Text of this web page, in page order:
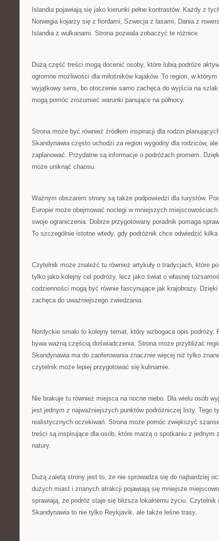
Islandia pojawiają się jako kierunki pełne kontrastów. Każdy z
Norwegia kojarzy się z fiordami, Szwecja z lasami, Dania z
Islandia z wulkanami. Strona pozwala zobaczyć te różnice.
Dużą część treści mogą docenić osoby, które lubią podróże
ogromne możliwości dla miłośników kajaków. To region, w
wyjątkowy sens, bo otoczenie samo zachęca do wyjścia na
mogą pomóc zrozumieć warunki panujące na północy.
Strona może być również źródłem inspiracji dla rodzin
Skandynawia często uchodzi za region wygodny dla rodziców,
zaplanować. Przydatne są informacje o podróżach promem.
może uniknąć chaosu.
Ważnym obszarem strony są także podpowiedzi dla turystów.
Europie może obejmować noclegi w mniejszych
swoje ograniczenia. Dobrze przygotowany poradnik pomaga
To szczególnie istotne wtedy, gdy podróżnik chce odwiedzić
Czytelnik może znaleźć tu również artykuły o tradycjach, które
tylko jako kolejny cel podróży, lecz jako świat o własnej
codzienności mogą być równie fascynujące jak krajobrazy.
zachęca do uważniejszego zwiedzania.
Nordyckie smaki to kolejny temat, który wzbogaca opis podróży.
bywa ważną częścią doświadczenia. Strona może przybliżać
Skandynawia ma do zaoferowania znacznie więcej niż tylko
czytelnik może lepiej przygotować się kulinarnie.
Nie brakuje tu również miejsca na nocne niebo. Dla wielu osób
jest jednym z najważniejszych punktów podróżniczej listy. Tego
realistycznych oczekiwań. Strona może pomóc zwiększyć
treści są inspirujące dla osób, które marzą o spotkaniu z jednym
natury.
Dużą zaletą strony jest to, że nie sprowadza się do najbardziej
dużych miast i znanych atrakcji pojawiają się mniejsze
sprawiają, że podróż staje się bliższa lokalnemu życiu. Czytelnik
Skandynawia to nie tylko Reykjavik, ale także leśne trasy.